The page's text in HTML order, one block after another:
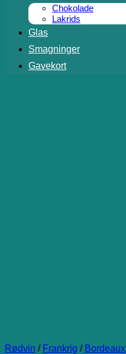
Chokolade
Lakrids
Glas
Smagninger
Gavekort
Rødvin / Frankrig / Bordeaux